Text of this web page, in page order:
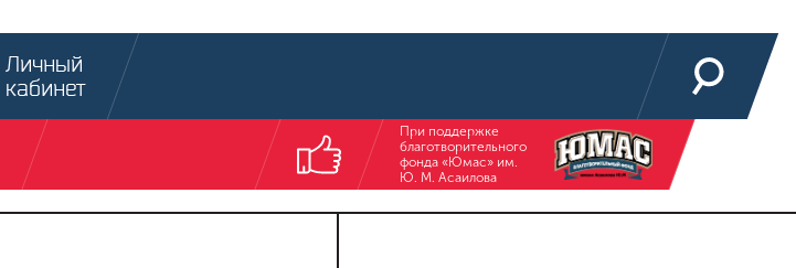
Личный
кабинет
При поддержке
благотворительного
фонда «Юмас» им.
Ю. М. Асаилова